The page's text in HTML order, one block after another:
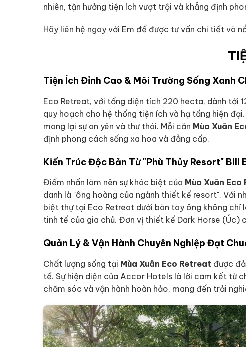
nhiên, tận hưởng tiện ích vượt trội và khẳng định
Hãy liên hệ ngay với Em để được tư vấn chi tiết và
Tiện Ích Đỉnh Cao & Môi Trường Sống Xanh
Eco Retreat, với tổng diện tích 220 hecta, dành tới
quy hoạch cho hệ thống tiện ích và hạ tầng hiện
mang lại sự an yên và thư thái. Mỗi căn Mùa Xuân
định phong cách sống xa hoa và đẳng cấp.
Kiến Trúc Độc Bản Từ "Phù Thủy Resort" Bill
Điểm nhấn làm nên sự khác biệt của Mùa Xuân Eco
danh là "ông hoàng của ngành thiết kế resort". Với
biệt thự tại Eco Retreat dưới bàn tay ông không
tinh tế của gia chủ. Đơn vị thiết kế Dark Horse
Quản Lý & Vận Hành Chuyên Nghiệp Đạt
Chất lượng sống tại Mùa Xuân Eco Retreat được
tế. Sự hiện diện của Accor Hotels là lời cam kết từ
chăm sóc và vận hành hoàn hảo, mang đến trải